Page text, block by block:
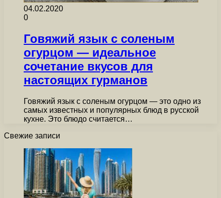
04.02.2020
0
Говяжий язык с соленым
огурцом — идеальное
сочетание вкусов для
настоящих гурманов
Говяжий язык с соленым огурцом — это одно из
самых известных и популярных блюд в русской
кухне. Это блюдо считается…
Свежие записи